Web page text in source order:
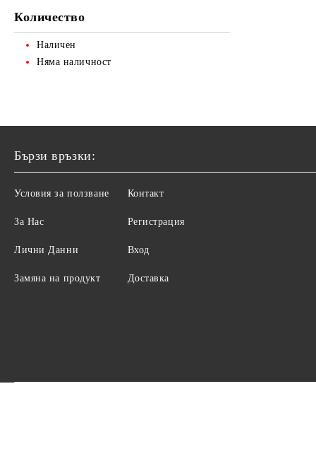
Количество
Наличен
Няма наличност
Бързи връзки:
Условия за ползване
За Нас
Лични Данни
Замяна на продукт
Контакт
Регистрация
Вход
Доставка